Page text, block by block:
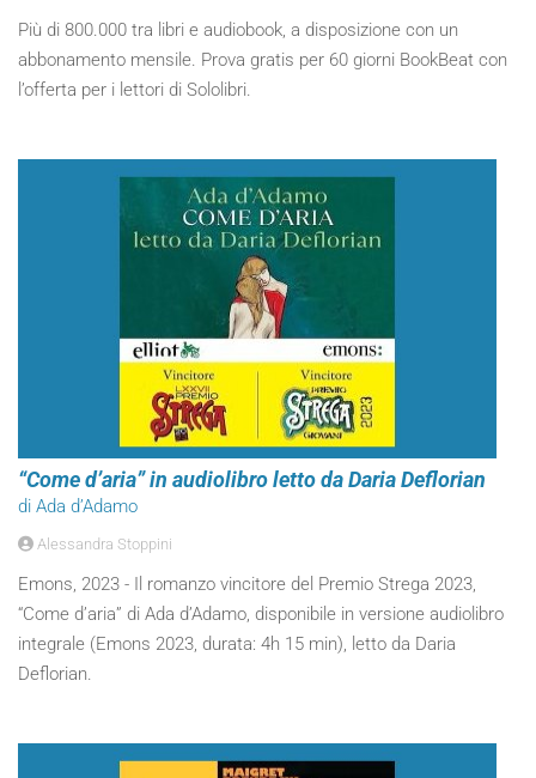
Più di 800.000 tra libri e audiobook, a disposizione con un
abbonamento mensile. Prova gratis per 60 giorni BookBeat con
l’offerta per i lettori di Sololibri.
“Come d’aria” in audiolibro letto da Daria Deflorian
di Ada d’Adamo
Alessandra Stoppini
Emons, 2023 - Il romanzo vincitore del Premio Strega 2023,
“Come d’aria” di Ada d’Adamo, disponibile in versione audiolibro
integrale (Emons 2023, durata: 4h 15 min), letto da Daria
Deflorian.